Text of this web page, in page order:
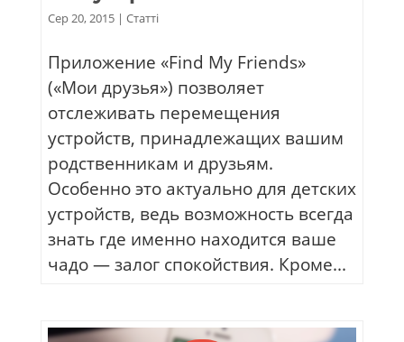
Сер 20, 2015| Статті
Приложение «Find My Friends»
(«Мои друзья») позволяет
отслеживать перемещения
устройств, принадлежащих вашим
родственникам и друзьям.
Особенно это актуально для детских
устройств, ведь возможность всегда
знать где именно находится ваше
чадо — залог спокойствия. Кроме...